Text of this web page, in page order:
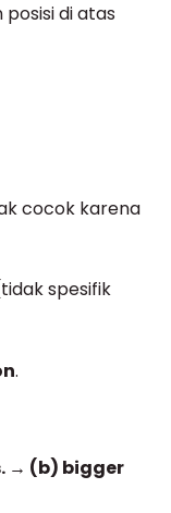
posisi di atas
cocok karena
spesifik
.
→ (b) bigger